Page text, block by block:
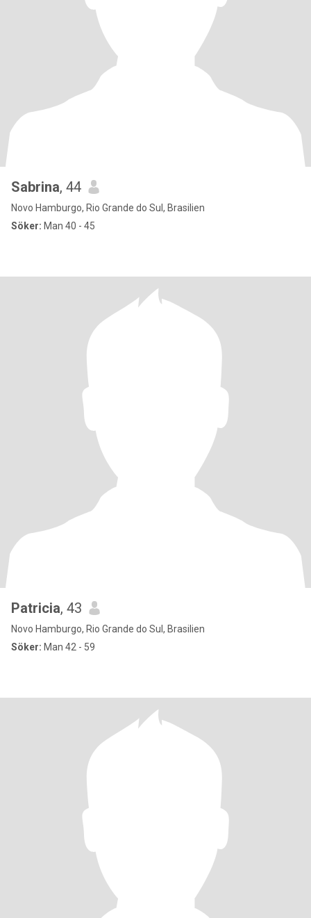
Sabrina, 44
Novo Hamburgo, Rio Grande do Sul, Brasilien
Söker: Man 40 - 45
Patricia, 43
Novo Hamburgo, Rio Grande do Sul, Brasilien
Söker: Man 42 - 59